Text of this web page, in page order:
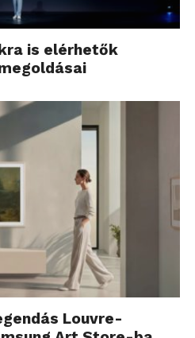
is elérhetők
Louvre-